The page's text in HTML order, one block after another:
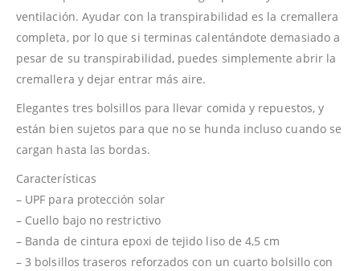
ventilación. Ayudar con la transpirabilidad es la cremallera
completa, por lo que si terminas calentándote demasiado a
pesar de su transpirabilidad, puedes simplemente abrir la
cremallera y dejar entrar más aire.
Elegantes tres bolsillos para llevar comida y repuestos, y
están bien sujetos para que no se hunda incluso cuando se
cargan hasta las bordas.
Características
– UPF para protección solar
– Cuello bajo no restrictivo
– Banda de cintura epoxi de tejido liso de 4,5 cm
– 3 bolsillos traseros reforzados con un cuarto bolsillo con